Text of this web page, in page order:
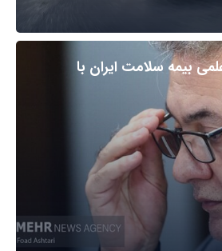
بیمه سلامت ایران با